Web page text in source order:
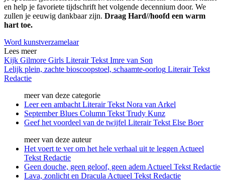
en help je favoriete tijdschrift het volgende decennium door. We
zullen je eeuwig dankbaar zijn. Draag Hard//hoofd een warm
hart toe.
Word kunstverzamelaar
Lees meer
Kijk Gilmore Girls Literair Tekst Imre van Son
Lelijk plein, zachte bioscoopstoel, schaamte-oorlog Literair Tekst
Redactie
meer van deze categorie
Leer een ambacht Literair Tekst Nora van Arkel
September Blues Column Tekst Trudy Kunz
Geef het voordeel van de twijfel Literair Tekst Else Boer
meer van deze auteur
Het voert te ver om het hele verhaal uit te leggen Actueel
Tekst Redactie
Geen douche, geen geloof, geen adem Actueel Tekst Redactie
Lava, zonlicht en Dracula Actueel Tekst Redactie